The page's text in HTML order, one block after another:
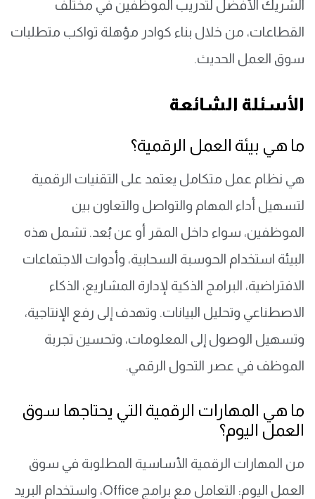
الشريك الأفضل لتدريب الموظفين في مختلف
القطاعات، من خلال بناء كوادر مؤهلة تواكب متطلبات
سوق العمل الحديث.
الأسئلة الشائعة
ما هي بيئة العمل الرقمية؟
هي نظام عمل متكامل يعتمد على التقنيات الرقمية
لتسهيل أداء المهام والتواصل والتعاون بين
الموظفين، سواء داخل المقر أو عن بُعد. تشمل هذه
البيئة استخدام الحوسبة السحابية، وأدوات الاجتماعات
الافتراضية، البرامج الذكية لإدارة المشاريع، الذكاء
الاصطناعي وتحليل البيانات. وتهدف إلى رفع الإنتاجية،
وتسهيل الوصول إلى المعلومات، وتحسين تجربة
الموظف في عصر التحول الرقمي.
ما هي المهارات الرقمية التي يحتاجها سوق
العمل اليوم؟
من المهارات الرقمية الأساسية المطلوبة في سوق
العمل اليوم: التعامل مع برامج Office، واستخدام البريد